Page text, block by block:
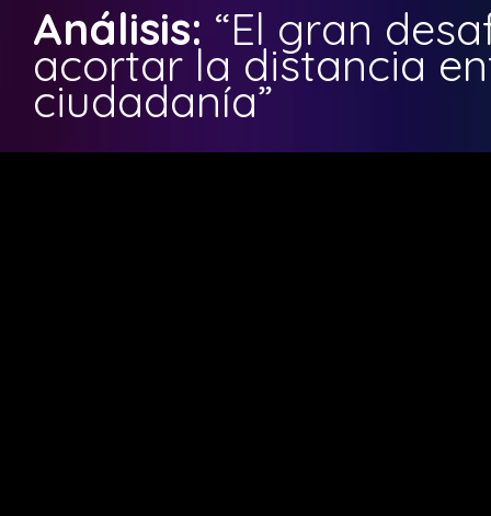
Análisis: “El gran
acortar la distancia
ciudadanía”